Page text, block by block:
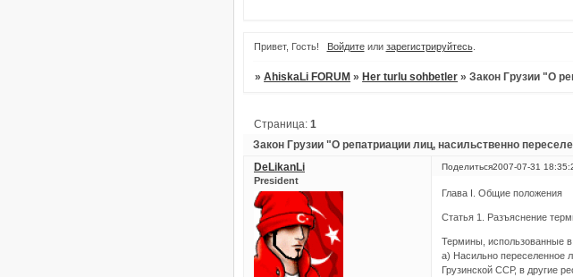
Привет, Гость! Войдитеили зарегистрируйтесь.
»AhiskaLi FORUM »Her turlu sohbetler »Закон Грузии "О
Закон Грузии "О репатриации лиц, насильственно
Страница:1
Поделиться2007-07-31
DeLikanLi
President
Глава I. Общие положения
Статья 1. Разъяснение
Термины, использованные
а) Насильно переселенное
Грузинской ССР, в другие